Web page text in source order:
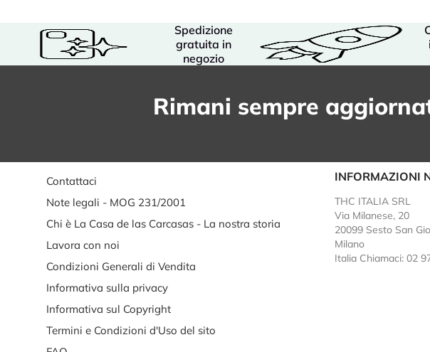
Spedizione
gratuita in
negozio
Rimani sempre
Contattaci
Note legali - MOG 231/2001
Chi è La Casa de las Carcasas - La nostra storia
Lavora con noi
Condizioni Generali di Vendita
Informativa sulla privacy
Informativa sul Copyright
Termini e Condizioni d'Uso del sito
INFORMAZIONI
THC ITALIA SRL
Via Milanese, 20
20099 Sesto San
Milano
Italia Chiamaci: 02